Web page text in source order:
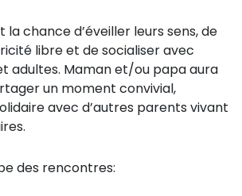
la chance d’éveiller leurs sens, de
libre et de socialiser avec
adultes. Maman et/ou papa aura
un moment convivial,
avec d’autres parents vivant
des rencontres: